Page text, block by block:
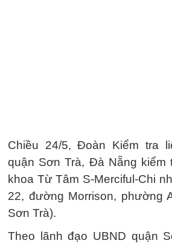
Chiều 24/5, Đoàn Kiểm tra
quận Sơn Trà, Đà Nẵng kiểm
khoa Từ Tâm S-Merciful-Chi
22, đường Morrison, phường
Sơn Trà).
Theo lãnh đạo UBND quận